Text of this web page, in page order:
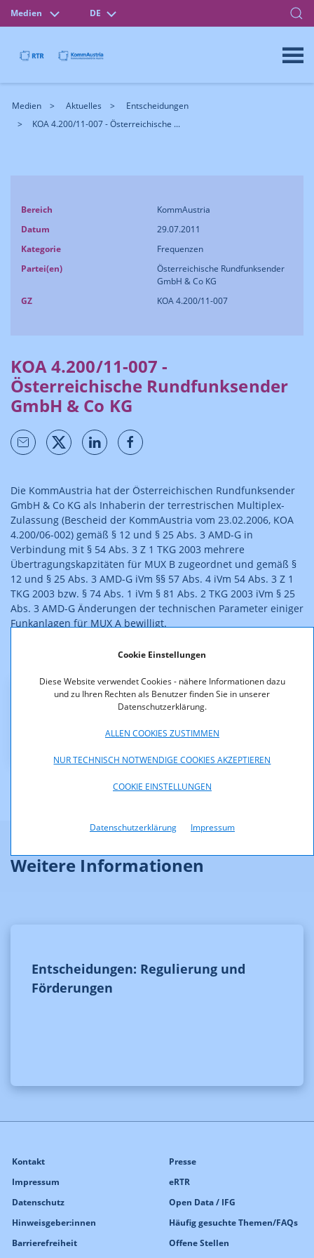
Cookie Einstellungen
Diese Website verwendet Cookies - nähere Informationen dazu
und zu Ihren Rechten als Benutzer finden Sie in unserer
Datenschutzerklärung.
ALLEN COOKIES ZUSTIMMEN
NUR TECHNISCH NOTWENDIGE COOKIES AKZEPTIEREN
COOKIE EINSTELLUNGEN
Datenschutzerklärung Impressum
Medien DE
Medien Aktuelles
Entscheidungen
KOA 4.200/11-007 - Österreichische ...
Bereich
KommAustria
Datum
29.07.2011
Kategorie
Frequenzen
Partei(en)
Österreichische Rundfunksender
GmbH & Co KG
GZ
KOA 4.200/11-007
KOA 4.200/11-007 -
Österreichische Rundfunksender
GmbH & Co KG
Die KommAustria hat der Österreichischen Rundfunksender
GmbH & Co KG als Inhaberin der terrestrischen Multiplex-
Zulassung (Bescheid der KommAustria vom 23.02.2006, KOA
4.200/06-002) gemäß § 12 und § 25 Abs. 3 AMD-G in
Verbindung mit § 54 Abs. 3 Z 1 TKG 2003 mehrere
Übertragungskapzitäten für MUX B zugeordnet und gemäß §
12 und § 25 Abs. 3 AMD-G iVm §§ 57 Abs. 4 iVm 54 Abs. 3 Z 1
TKG 2003 bzw. § 74 Abs. 1 iVm § 81 Abs. 2 TKG 2003 iVm § 25
Abs. 3 AMD-G Änderungen der technischen Parameter einiger
Funkanlagen für MUX A bewilligt.
Der Bescheid ist rechtskräftig.
KOA_4.200-11-_007.pdf (pdf, 146,6 KB)
Weitere Informationen
Entscheidungen: Regulierung und
Förderungen
Kontakt
Impressum
Datenschutz
Hinweisgeber:innen
Barrierefreiheit
Presse
eRTR
Open Data / IFG
Häufig gesuchte Themen/FAQs
Offene Stellen